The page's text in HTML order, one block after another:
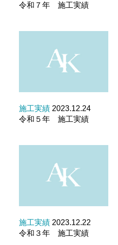
令和７年 施工実績
施工実績 2023.12.24
令和５年 施工実績
施工実績 2023.12.22
令和３年 施工実績